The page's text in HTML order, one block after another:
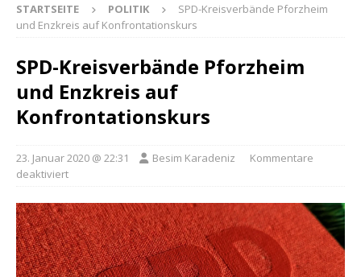
STARTSEITE POLITIK
SPD-Kreisverbände Pforzheim
und Enzkreis auf Konfrontationskurs
SPD-Kreisverbände Pforzheim
und Enzkreis auf
Konfrontationskurs
23. Januar 2020 @ 22:31 Besim Karadeniz
Kommentare
deaktiviert